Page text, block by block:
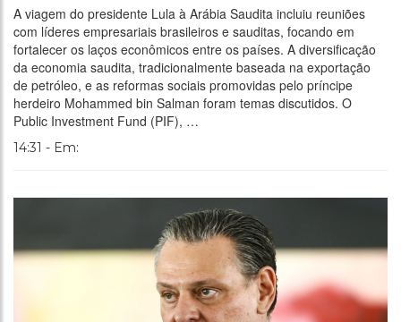
A viagem do presidente Lula à Arábia Saudita incluiu reuniões
com líderes empresariais brasileiros e sauditas, focando em
fortalecer os laços econômicos entre os países. A diversificação
da economia saudita, tradicionalmente baseada na exportação
de petróleo, e as reformas sociais promovidas pelo príncipe
herdeiro Mohammed bin Salman foram temas discutidos. O
Public Investment Fund (PIF), …
14:31 - Em: